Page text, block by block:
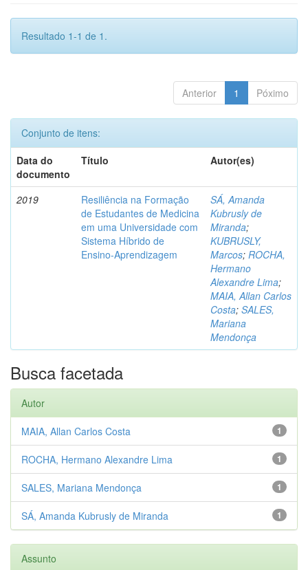
Resultado 1-1 de 1.
Anterior 1 Póximo
Conjunto de itens:
Data do
documento
Título Autor(es)
2019
Resiliência na Formação
de Estudantes de Medicina
em uma Universidade com
Sistema Híbrido de
Ensino-Aprendizagem
SÁ, Amanda
Kubrusly de
Miranda;
KUBRUSLY,
Marcos; ROCHA,
Hermano
Alexandre Lima;
MAIA, Allan Carlos
Costa; SALES,
Mariana
Mendonça
Busca facetada
Autor
1
MAIA, Allan Carlos Costa
1
ROCHA, Hermano Alexandre Lima
1
SALES, Mariana Mendonça
1
SÁ, Amanda Kubrusly de Miranda
Assunto